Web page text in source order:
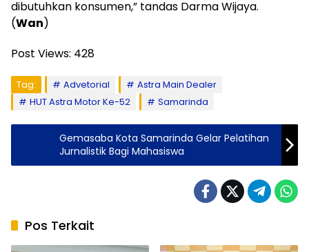
dibutuhkan konsumen,” tandas Darma Wijaya.
(Wan)
Post Views: 428
Tag: Advetorial
Astra Main Dealer
HUT Astra Motor Ke-52
Samarinda
Gemasaba Kota Samarinda Gelar Pelatihan
Jurnalistik Bagi Mahasiswa
Pos Terkait